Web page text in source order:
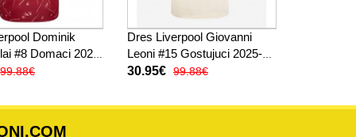
Dominik
#8 Domaci 2026-
Rukav
99.88€
Dres Liverpool Giovanni
Leoni #15 Gostujuci 2025-26
Kratak Rukav
30.95€ 99.88€